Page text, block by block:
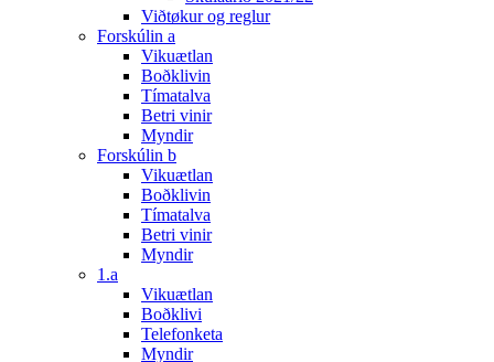
Viðtøkur og reglur
Forskúlin a
Vikuætlan
Boðklivin
Tímatalva
Betri vinir
Myndir
Forskúlin b
Vikuætlan
Boðklivin
Tímatalva
Betri vinir
Myndir
1.a
Vikuætlan
Boðklivi
Telefonketa
Myndir